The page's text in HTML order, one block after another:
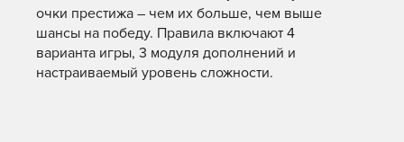
очки престижа – чем их больше, чем выше
шансы на победу. Правила включают 4
варианта игры, 3 модуля дополнений и
настраиваемый уровень сложности.